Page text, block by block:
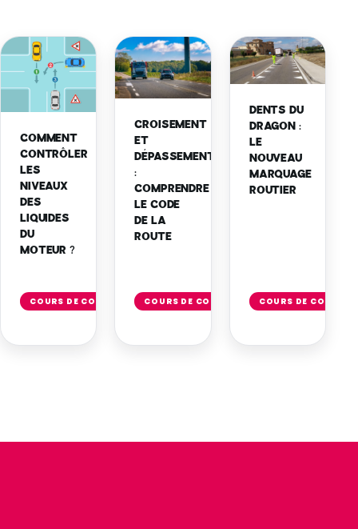
COMMENT
CONTRÔLER
LES
NIVEAUX
DES
LIQUIDES
DU
MOTEUR ?
COURS DE CODE
l'article
CROISEMENT
ET
DÉPASSEMENT
:
COMPRENDRE
LE CODE
DE LA
ROUTE
COURS DE CODE
l'article
DENTS DU
DRAGON :
LE
NOUVEAU
MARQUAGE
ROUTIER
COURS DE CODE